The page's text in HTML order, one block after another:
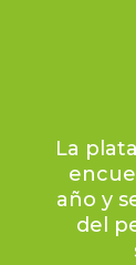
La
año y
del